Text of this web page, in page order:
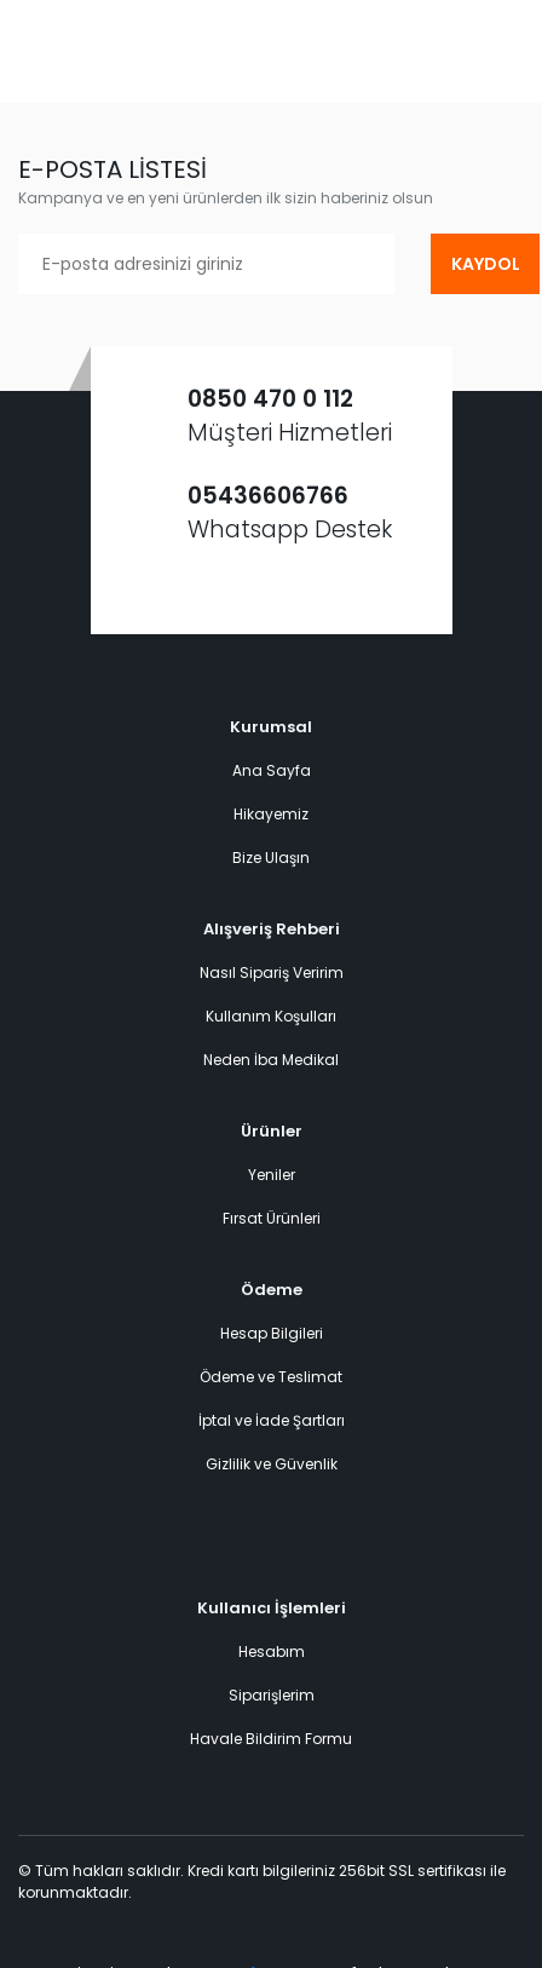
E-POSTA LİSTESİ
Kampanya ve en yeni ürünlerden ilk sizin haberiniz olsun
KAYDOL
0850 470 0 112
Müşteri Hizmetleri
05436606766
Whatsapp Destek
Kurumsal
Ana Sayfa
Hikayemiz
Bize Ulaşın
Alışveriş Rehberi
Nasıl Sipariş Veririm
Kullanım Koşulları
Neden İba Medikal
Ürünler
Yeniler
Fırsat Ürünleri
Ödeme
Hesap Bilgileri
Ödeme ve Teslimat
İptal ve İade Şartları
Gizlilik ve Güvenlik
Kullanıcı İşlemleri
Hesabım
Siparişlerim
Havale Bildirim Formu
© Tüm hakları saklıdır. Kredi kartı bilgileriniz 256bit SSL sertifikası ile
korunmaktadır.